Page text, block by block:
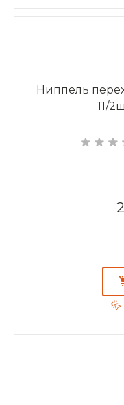
Ниппель
11/